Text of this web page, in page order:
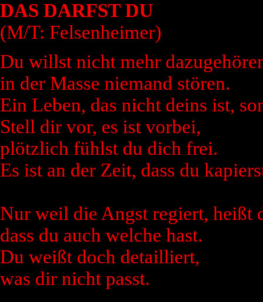
DAS DARFST DU
(M/T: Felsenheimer)
Du willst nicht mehr
in der Masse niemand stören.
Ein Leben, das nicht deins ist,
Stell dir vor, es ist vorbei,
plötzlich fühlst du dich frei.
Es ist an der Zeit, dass du
Nur weil die Angst regiert, heißt
dass du auch welche hast.
Du weißt doch detailliert,
was dir nicht passt.